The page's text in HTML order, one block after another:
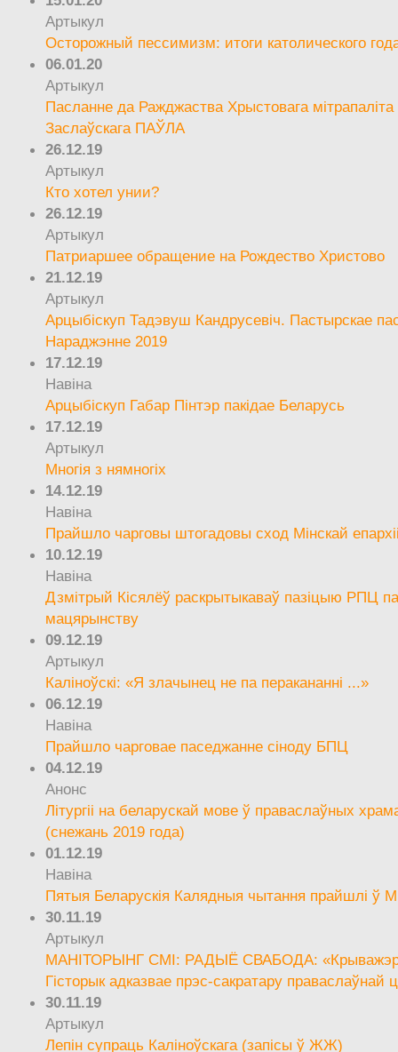
Артыкул
Осторожный пессимизм: итоги католического
06.01.20
Артыкул
Пасланне да Ражджаства Хрыстовага мітрапаліта
Заслаўскага ПАЎЛА
26.12.19
Артыкул
Кто хотел унии?
26.12.19
Артыкул
Патриаршее обращение на Рождество Христово
21.12.19
Артыкул
Арцыбіскуп Тадэвуш Кандрусевіч. Пастырскае
Нараджэнне 2019
17.12.19
Навіна
Арцыбіскуп Габар Пінтэр пакідае Беларусь
17.12.19
Артыкул
Многія з нямногіх
14.12.19
Навіна
Прайшло чарговы штогадовы сход Мінскай
10.12.19
Навіна
Дзмітрый Кісялёў раскрытыкаваў пазіцыю РПЦ
мацярынству
09.12.19
Артыкул
Каліноўскі: «Я злачынец не па перакананні ...»
06.12.19
Навіна
Прайшло чарговае паседжанне сіноду БПЦ
04.12.19
Анонс
Літургіі на беларускай мове ў праваслаўных
(снежань 2019 года)
01.12.19
Навіна
Пятыя Беларускія Калядныя чытання прайшлі ў
30.11.19
Артыкул
МАНІТОРЫНГ СМІ: РАДЫЁ СВАБОДА:
Гісторык адказвае прэс-сакратару праваслаўнай
30.11.19
Артыкул
Лепін супраць Каліноўскага (запісы ў ЖЖ)